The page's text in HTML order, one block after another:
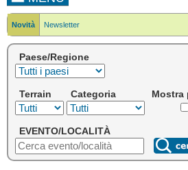
Novità Newsletter
Paese/Regione
Terrain Categoria Mostra
EVENTO/LOCALITÀ